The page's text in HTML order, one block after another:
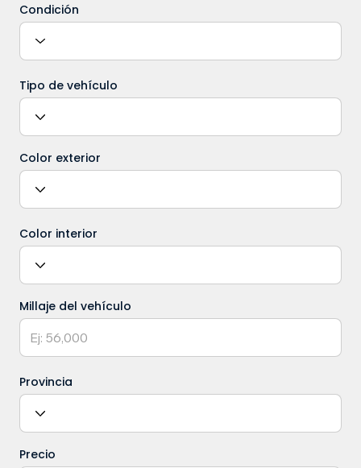
Condición
Tipo de vehículo
Color exterior
Color interior
Millaje del vehículo
Provincia
Precio